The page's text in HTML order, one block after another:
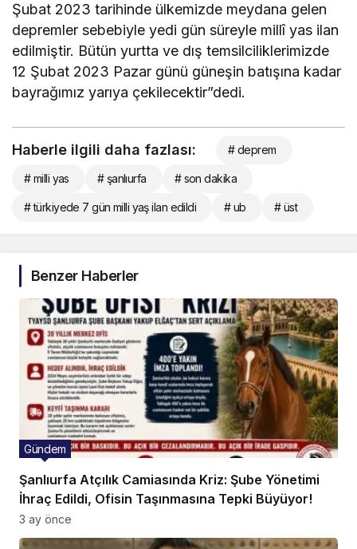
Şubat 2023 tarihinde ülkemizde meydana gelen
depremler sebebiyle yedi gün süreyle millî yas ilan
edilmiştir. Bütün yurtta ve dış temsilciliklerimizde
12 Şubat 2023 Pazar günü güneşin batışına kadar
bayrağımız yarıya çekilecektir”dedi.
Haberle ilgili daha fazlası: # deprem
# milli yas # şanlıurfa # son dakika
# türkiyede 7 gün milli yaş ilan edildi # ub # üst
Benzer Haberler
Şanlıurfa Atçılık Camiasında Kriz: Şube Yönetimi
İhraç Edildi, Ofisin Taşınmasına Tepki Büyüyor!
Gündem
3 ay önce